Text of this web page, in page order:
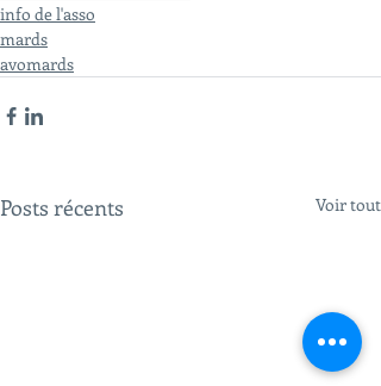
info de l'asso
mards
avomards
Posts récents Voir tout